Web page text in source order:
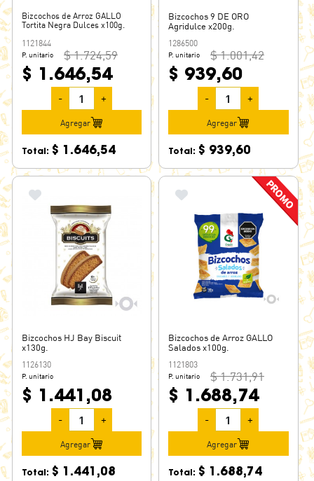
Bizcochos de Arroz GALLO
Tortita Negra Dulces x100g.
1121844
P. unitario $ 1.724,59
$ 1.646,54
- +
Agregar
Total: $ 1.646,54
Bizcochos 9 DE ORO
Agridulce x200g.
1286500
P. unitario $ 1.001,42
$ 939,60
- +
Agregar
Total: $ 939,60
Bizcochos HJ Bay Biscuit
x130g.
1126130
P. unitario
$ 1.441,08
- +
Agregar
Total: $ 1.441,08
Bizcochos de Arroz GALLO
Salados x100g.
1121803
P. unitario $ 1.731,91
$ 1.688,74
- +
Agregar
Total: $ 1.688,74